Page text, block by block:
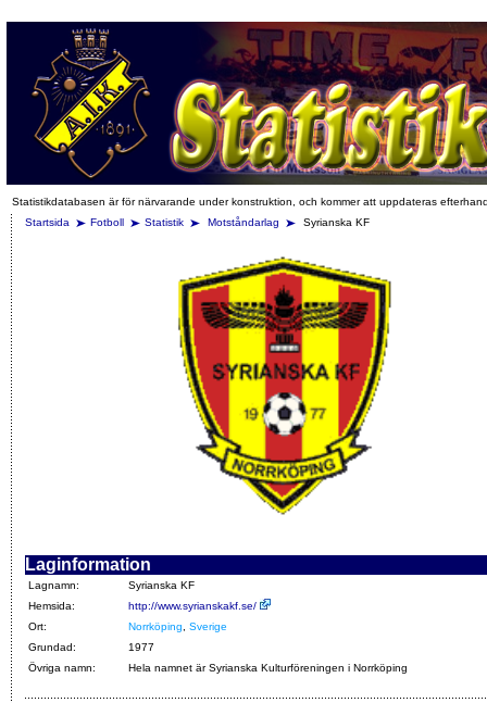
Statistikdatabasen är för närvarande under konstruktion, och kommer att uppdateras
Startsida
Fotboll Statistik Motståndarlag Syrianska KF
Laginformation
Lagnamn:
Syrianska KF
Hemsida:
http://www.syrianskakf.se/
Ort:
Norrköping
Sverige
Grundad:
1977
Övriga namn:
Hela namnet är Syrianska Kulturföreningen i Norrköping